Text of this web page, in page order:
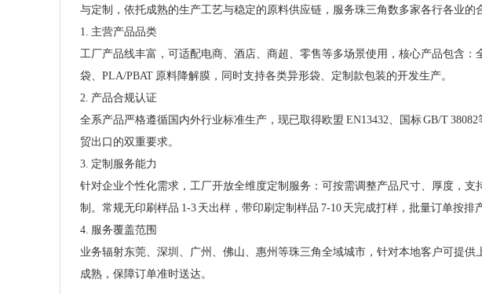
与定制，依托成熟的生产工艺与稳定的原料供应链，服务珠三角数多家各行各业的
1. 主营产品品类
工厂产品线丰富，可适配电商、酒店、商超、零售等多场景使用，核心产品包含
袋、PLA/PBAT 原料降解膜，同时支持各类异形袋、定制款包装的开发生产。
2. 产品合规认证
全系产品严格遵循国内外行业标准生产，现已取得欧盟 EN13432、国标 GB/T
贸出口的双重要求。
3. 定制服务能力
针对企业个性化需求，工厂开放全维度定制服务：可按需调整产品尺寸、厚度，支
制。常规无印刷样品 1-3 天出样，带印刷定制样品 7-10 天完成打样，批量订单按排
4. 服务覆盖范围
业务辐射东莞、深圳、广州、佛山、惠州等珠三角全域城市，针对本地客户可提
成熟，保障订单准时送达。